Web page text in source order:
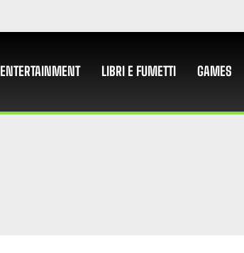
ENTERTAINMENT LIBRI E FUMETTI GAMES